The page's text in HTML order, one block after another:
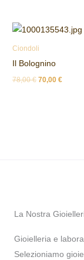
Ciondoli
Il Bolognino
78,00€ 70,00€
La Nostra
Gioielleria e
Selezioniamo